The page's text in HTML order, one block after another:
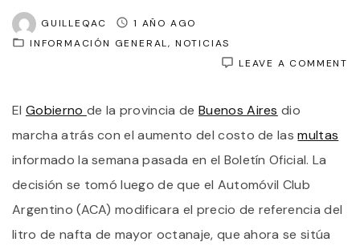
GUILLEQAC
1 AÑO AGO
INFORMACIÓN GENERAL NOTICIAS
LEAVE A COMMENT
El Gobierno de la provincia de Buenos Aires dio
marcha atrás con el aumento del costo de lasmultas
informado la semana pasada en el Boletín Oficial. La
decisión se tomó luego de que el Automóvil Club
Argentino (ACA) modificara el precio de referencia del
litro de nafta de mayor octanaje, que ahora se sitúa